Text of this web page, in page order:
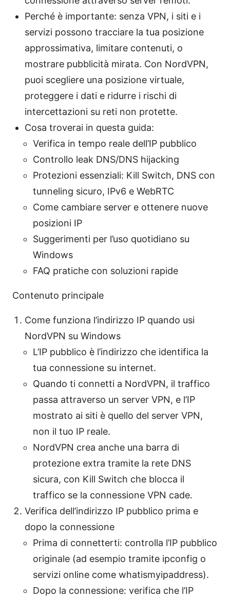
Perché è importante: senza VPN, i siti e i
servizi possono tracciare la tua posizione
approssimativa, limitare contenuti, o
mostrare pubblicità mirata. Con NordVPN,
puoi scegliere una posizione virtuale,
proteggere i dati e ridurre i rischi di
intercettazioni su reti non protette.
Cosa troverai in questa guida:
Verifica in tempo reale dell’IP pubblico
Controllo leak DNS/DNS hijacking
Protezioni essenziali: Kill Switch, DNS con
tunneling sicuro, IPv6 e WebRTC
Come cambiare server e ottenere nuove
posizioni IP
Suggerimenti per l’uso quotidiano su
Windows
FAQ pratiche con soluzioni rapide
Contenuto principale
Come funziona l’indirizzo IP quando usi
NordVPN su Windows
L’IP pubblico è l’indirizzo che identifica la
tua connessione su internet.
Quando ti connetti a NordVPN, il traffico
passa attraverso un server VPN, e l’IP
mostrato ai siti è quello del server VPN,
non il tuo IP reale.
NordVPN crea anche una barra di
protezione extra tramite la rete DNS
sicura, con Kill Switch che blocca il
traffico se la connessione VPN cade.
Verifica dell’indirizzo IP pubblico prima e
dopo la connessione
Prima di connetterti: controlla l’IP pubblico
originale (ad esempio tramite ipconfig o
servizi online come whatismyipaddress).
Dopo la connessione: verifica che l’IP